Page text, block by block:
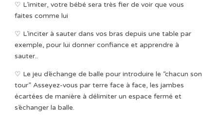
♡ L’imiter, votre bébé sera très fier de voir que vous
faites comme lui
♡ L’inciter à sauter dans vos bras depuis une table par
exemple, pour lui donner confiance et apprendre à
sauter..
♡ Le jeu d’échange de balle pour introduire le “chacun son
tour” Asseyez-vous par terre face à face, les jambes
écartées de manière à délimiter un espace fermé et
s’échanger la balle.